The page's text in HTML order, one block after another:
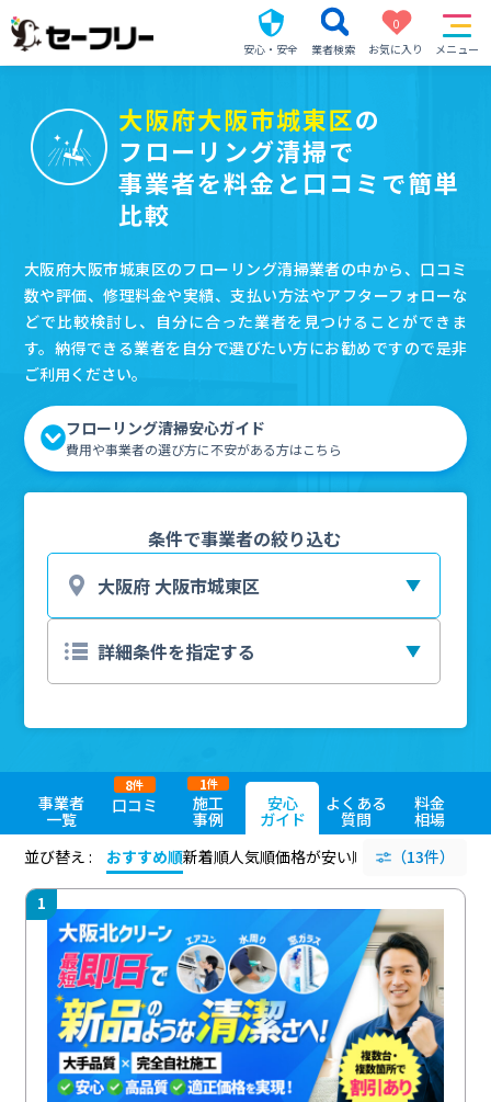
安心・安全 業者検索
0
お気に入り
メニュー
大阪府大阪市城東区の
フローリング清掃で
事業者を料金と口コミで簡単
比較
大阪府大阪市城東区のフローリング清掃業者の中から、口コミ
数や評価、修理料金や実績、支払い方法やアフターフォローな
どで比較検討し、自分に合った業者を見つけることができま
す。納得できる業者を自分で選びたい方にお勧めですので是非
ご利用ください。
フローリング清掃安心ガイド
費用や事業者の選び方に不安がある方はこちら
条件で事業者の絞り込む
事業者
一覧
口コミ
8件
施工
事例
1件
安心
ガイド
よくある
質問
料金
相場
並び替え :
おすすめ順新着順人気順価格が安い順 評価が高い順
（13件）
1